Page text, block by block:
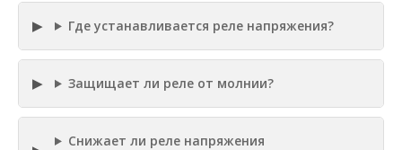
Где устанавливается реле напряжения?
Защищает ли реле от молнии?
Снижает ли реле напряжения